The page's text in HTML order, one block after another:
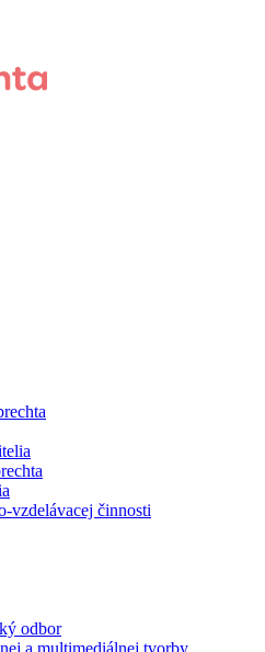
vzdelávacej činnosti
odbor
a multimediálnej tvorby